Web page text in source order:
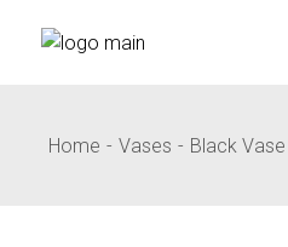
Home Vases Black Vase